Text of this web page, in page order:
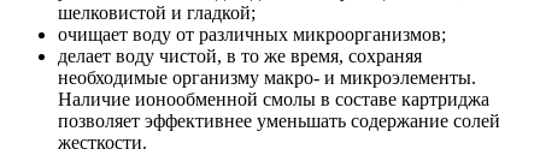
шелковистой и гладкой;
очищает воду от различных микроорганизмов;
делает воду чистой, в то же время, сохраняя
необходимые организму макро- и микроэлементы.
Наличие ионообменной смолы в составе картриджа
позволяет эффективнее уменьшать содержание солей
жесткости.